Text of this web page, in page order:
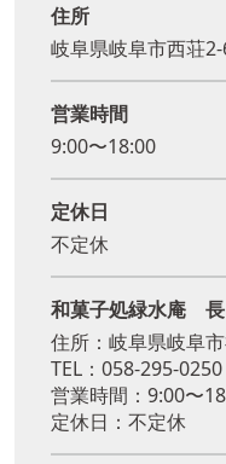
住所
岐阜県岐阜市西荘
営業時間
9:00〜18:00
定休日
不定休
和菓子処緑水庵
住所：岐阜県岐阜
TEL：058-295-0250
営業時間：9:00〜
定休日：不定休